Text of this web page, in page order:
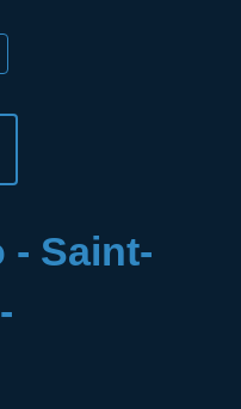
- Saint-